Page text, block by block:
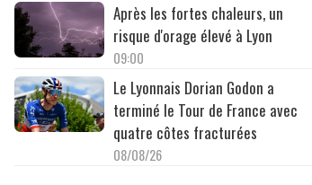
Après les fortes chaleurs, un
risque d'orage élevé à Lyon
09:00
Le Lyonnais Dorian Godon a
terminé le Tour de France avec
quatre côtes fracturées
08/08/26